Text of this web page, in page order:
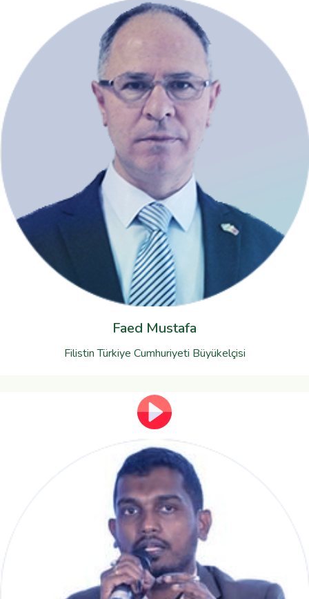
Faed Mustafa
Filistin Türkiye Cumhuriyeti Büyükelçisi